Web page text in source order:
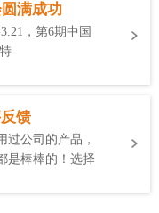
满成功
，第6期中国
馈
过公司的产品，
是棒棒的！选择